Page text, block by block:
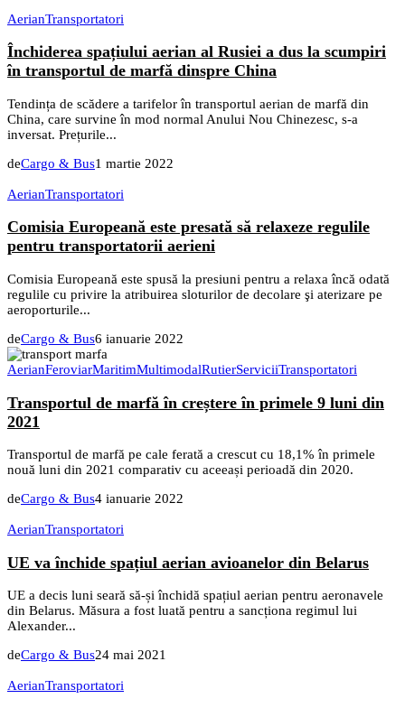
AerianTransportatori
Închiderea spațiului aerian al Rusiei a dus la scumpiri
în transportul de marfă dinspre China
Tendința de scădere a tarifelor în transportul aerian de marfă din
China, care survine în mod normal Anului Nou Chinezesc, s-a
inversat. Prețurile...
deCargo & Bus1 martie 2022
AerianTransportatori
Comisia Europeană este presată să relaxeze regulile
pentru transportatorii aerieni
Comisia Europeană este spusă la presiuni pentru a relaxa încă odată
regulile cu privire la atribuirea sloturilor de decolare şi aterizare pe
aeroporturile...
deCargo & Bus6 ianuarie 2022
AerianFeroviarMaritimMultimodalRutierServiciiTransportatori
Transportul de marfă în creștere în primele 9 luni din
2021
Transportul de marfă pe cale ferată a crescut cu 18,1% în primele
nouă luni din 2021 comparativ cu aceeași perioadă din 2020.
deCargo & Bus4 ianuarie 2022
AerianTransportatori
UE va închide spațiul aerian avioanelor din Belarus
UE a decis luni seară să-și închidă spațiul aerian pentru aeronavele
din Belarus. Măsura a fost luată pentru a sancționa regimul lui
Alexander...
deCargo & Bus24 mai 2021
AerianTransportatori